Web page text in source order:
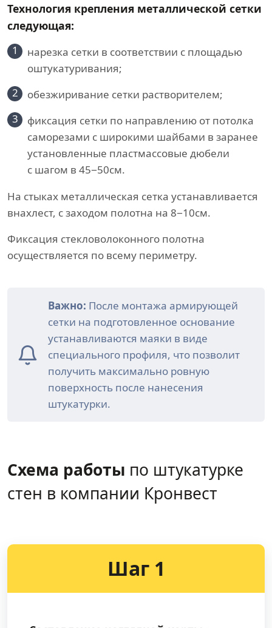
Технология крепления металлической сетки
следующая:
1
нарезка сетки в соответствии с площадью
оштукатуривания;
2
обезжиривание сетки растворителем;
3
фиксация сетки по направлению от потолка
саморезами с широкими шайбами в заранее
установленные пластмассовые дюбели
с шагом в 45−50см.
На стыках металлическая сетка устанавливается
внахлест, с заходом полотна на 8−10см.
Фиксация стекловолоконного полотна
осуществляется по всему периметру.
Важно: После монтажа армирующей
сетки на подготовленное основание
устанавливаются маяки в виде
специального профиля, что позволит
получить максимально ровную
поверхность после нанесения
штукатурки.
Схема работы по штукатурке
стен в компании Кронвест
Шаг 1